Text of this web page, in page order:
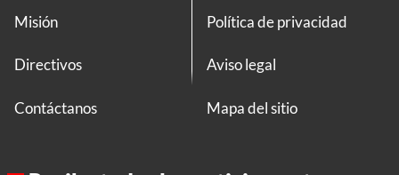
Misión
Directivos
Contáctanos
Política de privacidad
Aviso legal
Mapa del sitio